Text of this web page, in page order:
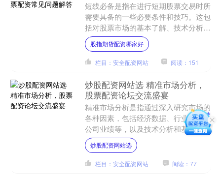
短线必备是指在进行短期股票交易时所
需要具备的一些必要条件和技巧。这包
括对股票市场的基本了解、技术分析能
力、风险控制意识、及时跟踪市场动态
等。 平台的安全性至关重....
股指期货配资哪家好
栏目：安全配资网站 阅读：151
炒股配资网站选 精准市场分析，
股票配资论坛交流盛宴
精准市场分析是指通过深入研究市场的
各种因素，包括经济数据、行业动态、
公司业绩等，以及技术分析和基本面分
析等方法，来预测股票市场的走势和投
资机会。 * **放大收....
炒股配资网站选
栏目：安全配资网站 阅读：77